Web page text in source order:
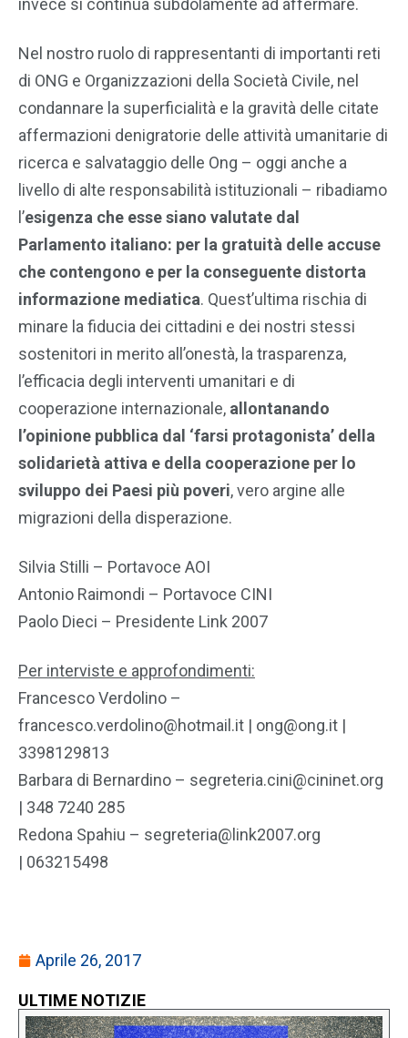
invece si continua subdolamente ad affermare.
Nel nostro ruolo di rappresentanti di importanti reti
di ONG e Organizzazioni della Società Civile, nel
condannare la superficialità e la gravità delle citate
affermazioni denigratorie delle attività umanitarie di
ricerca e salvataggio delle Ong – oggi anche a
livello di alte responsabilità istituzionali – ribadiamo
l’esigenza che esse siano valutate dal
Parlamento italiano: per la gratuità delle accuse
che contengono e per la conseguente distorta
informazione mediatica. Quest’ultima rischia di
minare la fiducia dei cittadini e dei nostri stessi
sostenitori in merito all’onestà, la trasparenza,
l’efficacia degli interventi umanitari e di
cooperazione internazionale, allontanando
l’opinione pubblica dal ‘farsi protagonista’ della
solidarietà attiva e della cooperazione per lo
sviluppo dei Paesi più poveri, vero argine alle
migrazioni della disperazione.
Silvia Stilli – Portavoce AOI
Antonio Raimondi – Portavoce CINI
Paolo Dieci – Presidente Link 2007
Per interviste e approfondimenti:
Francesco Verdolino –
francesco.verdolino@hotmail.it | ong@ong.it |
3398129813
Barbara di Bernardino – segreteria.cini@cininet.org
| 348 7240 285
Redona Spahiu – segreteria@link2007.org
| 063215498
Aprile 26, 2017
ULTIME NOTIZIE